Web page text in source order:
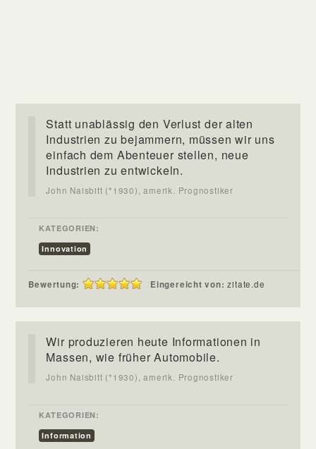
Statt unablässig den Verlust der alten
Industrien zu bejammern, müssen wir uns
einfach dem Abenteuer stellen, neue
Industrien zu entwickeln.
John Naisbitt (*1930), amerik. Prognostiker
KATEGORIEN:
Innovation
Bewertung: Eingereicht von:zitate.de
Wir produzieren heute Informationen in
Massen, wie früher Automobile.
John Naisbitt (*1930), amerik. Prognostiker
KATEGORIEN:
Information